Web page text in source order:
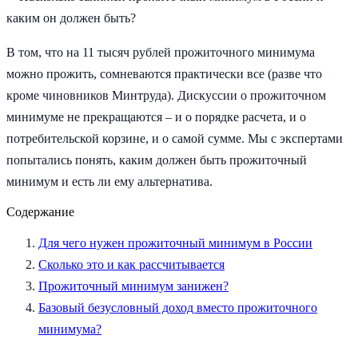
В том, что на 11 тысяч рублей прожиточного минимума
можно прожить, сомневаются практически все (разве что
кроме чиновников Минтруда). Дискуссии о прожиточном
минимуме не прекращаются – и о порядке расчета, и о
потребительской корзине, и о самой сумме. Мы с экспертами
попытались понять, каким должен быть прожиточный
минимум и есть ли ему альтернатива.
Содержание
Для чего нужен прожиточный минимум в России
Сколько это и как рассчитывается
Прожиточный минимум занижен?
Базовый безусловный доход вместо прожиточного
минимума?